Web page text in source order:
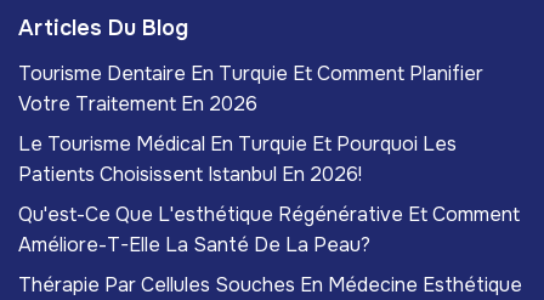
Articles Du Blog
Tourisme Dentaire En Turquie Et Comment Planifier
Votre Traitement En 2026
Le Tourisme Médical En Turquie Et Pourquoi Les
Patients Choisissent Istanbul En 2026!
Qu'est-Ce Que L'esthétique Régénérative Et Comment
Améliore-T-Elle La Santé De La Peau?
Thérapie Par Cellules Souches En Médecine Esthétique